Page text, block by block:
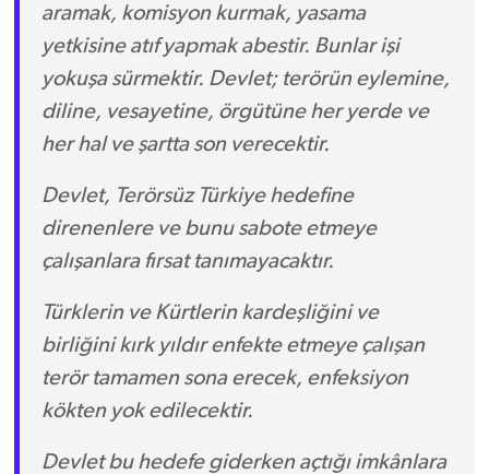
aramak, komisyon kurmak, yasama
yetkisine atıf yapmak abestir. Bunlar işi
yokuşa sürmektir. Devlet; terörün eylemine,
diline, vesayetine, örgütüne her yerde ve
her hal ve şartta son verecektir.
Devlet, Terörsüz Türkiye hedefine
direnenlere ve bunu sabote etmeye
çalışanlara fırsat tanımayacaktır.
Türklerin ve Kürtlerin kardeşliğini ve
birliğini kırk yıldır enfekte etmeye çalışan
terör tamamen sona erecek, enfeksiyon
kökten yok edilecektir.
Devlet bu hedefe giderken açtığı imkânlara